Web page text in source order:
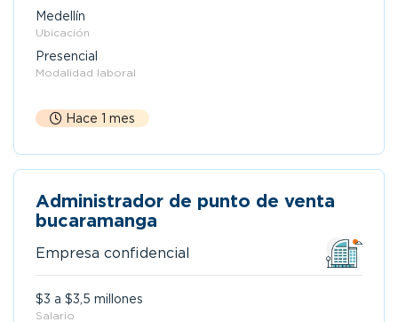
Medellín
Ubicación
Presencial
Modalidad laboral
Hace 1 mes
Administrador de punto de venta
bucaramanga
Empresa confidencial
$3 a $3,5 millones
Salario